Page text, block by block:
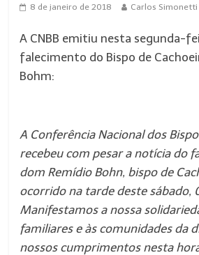
8 de janeiro de 2018 Carlos Simonetti
A CNBB emitiu nesta segunda-
falecimento do Bispo de
Bohm:
A Conferência Nacional dos
recebeu com pesar a notícia do
dom Remídio Bohn, bispo de
ocorrido na tarde deste sábado,
Manifestamos a nossa
familiares e às comunidades da
nossos cumprimentos nesta